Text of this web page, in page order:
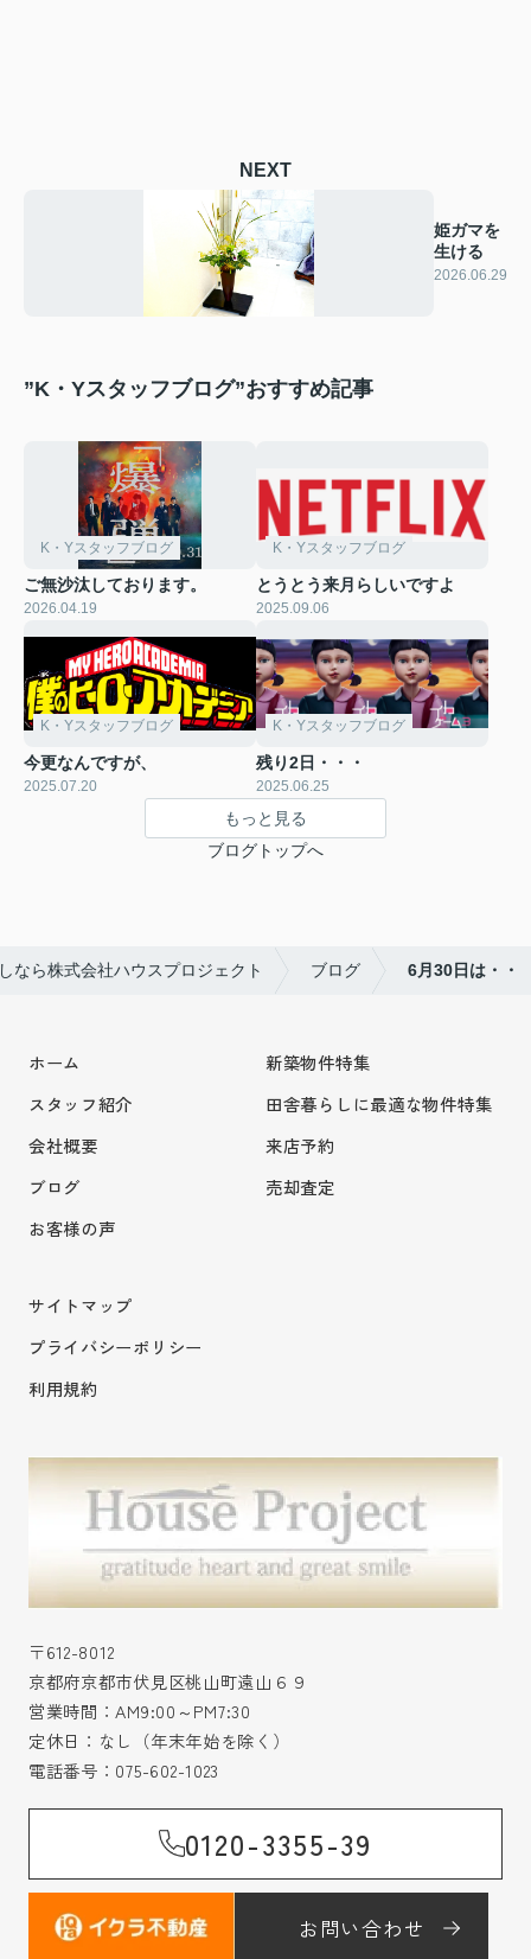
NEXT
姫ガマを
生ける
2026.06.29
”K・Yスタッフブログ”おすすめ記事
K・Yスタッフブログ
ご無沙汰しております。
2026.04.19
K・Yスタッフブログ
とうとう来月らしいですよ
2025.09.06
K・Yスタッフブログ
今更なんですが、
2025.07.20
K・Yスタッフブログ
残り2日・・・
2025.06.25
もっと見る
ブログトップへ
なら株式会社ハウスプロジェクト ブログ 6月30日は・・
ホーム
スタッフ紹介
会社概要
ブログ
お客様の声
新築物件特集
田舎暮らしに最適な物件特集
来店予約
売却査定
サイトマップ
プライバシーポリシー
利用規約
〒612-8012
京都府京都市伏見区桃山町遠山６９
営業時間：AM9:00～PM7:30
定休日：なし（年末年始を除く）
電話番号： 075-602-1023
0120-3355-39
お問い合わせ